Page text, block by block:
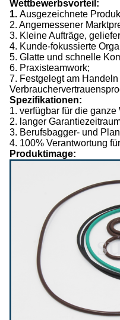
Wettbewerbsvorteil:
1. Ausgezeichnete
2. Angemessener
3. Kleine Aufträge,
4. Kunde-fokussierte
5. Glatte und schnelle
6. Praxisteamwork;
7. Festgelegt am Handeln
Spezifikationen:
1. verfügbar für die ganze
2. langer
3. Berufsbagger- und
4. 100% Verantwortung
Produktimage: